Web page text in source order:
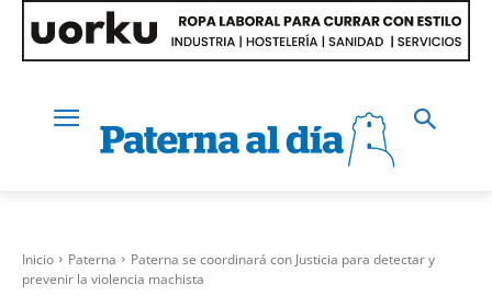
Inicio Paterna
Paterna se coordinará con Justicia para detectar y
prevenir la violencia machista